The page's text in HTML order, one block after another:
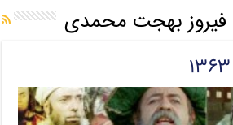
فیروز بهجت محمدی